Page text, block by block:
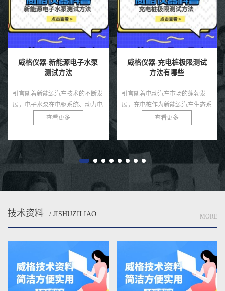
威格仪器-新能源电子水泵
测试方法
引言随着新能源汽车技术的不断发
展，电子水泵在电驱系统、动力电
池、热管理模块等环节中起着至关
重要的冷却作用。相比传统机械水
查看更多
威格仪器-充电桩极限测试
方法有哪些
引言随着电动汽车市场的蓬勃发
展，充电桩作为新能源汽车生态系
统的核心基础设施，其性能和可靠
性直接影响用户体验和电网安全。
低...
查看更多
技术资料 / JISHUZILIAO MORE